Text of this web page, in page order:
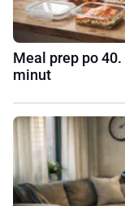
Meal prep po
minut